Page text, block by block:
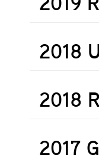
2018
2018
2017